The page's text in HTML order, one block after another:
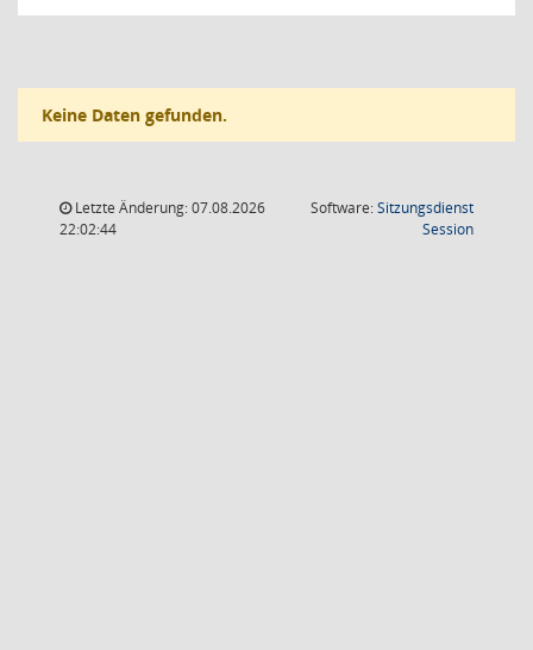
Keine Daten gefunden.
Letzte Änderung: 07.08.2026
22:02:44
Software:Sitzungsdienst
Session(Wird in